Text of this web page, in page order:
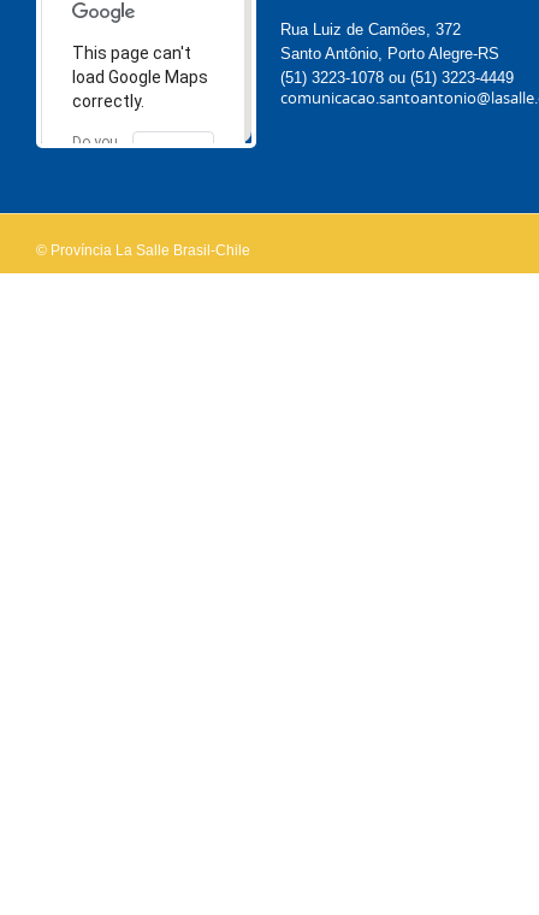
This page can't
load Google Maps
correctly.
Do you
OK
Rua Luiz de Camões, 372
Santo Antônio, Porto Alegre-RS
(51) 3223-1078 ou (51) 3223-4449
© Província La Salle Brasil-Chile